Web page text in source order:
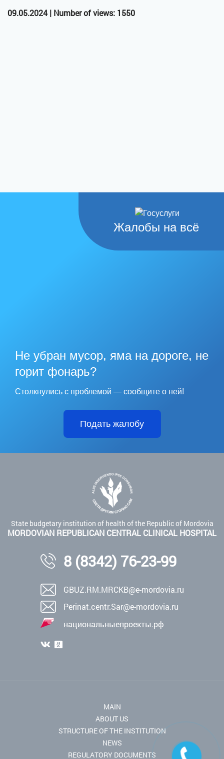
09.05.2024 | Number of views: 1550
Жалобы на всё
Не убран мусор, яма на дороге, не
горит фонарь?
Столкнулись с проблемой — сообщите о ней!
Подать жалобу
State budgetary institution of health of the Republic of Mordovia
MORDOVIAN REPUBLICAN CENTRAL CLINICAL HOSPITAL
8 (8342) 76-23-99
GBUZ.RM.MRCKB@e-mordovia.ru
Perinat.centr.Sar@e-mordovia.ru
национальныепроекты.рф
MAIN
ABOUT US
STRUCTURE OF THE INSTITUTION
NEWS
REGULATORY DOCUMENTS